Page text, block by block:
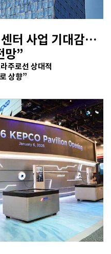
터 사업 기대감…
망”
주로선 상대적
상향”